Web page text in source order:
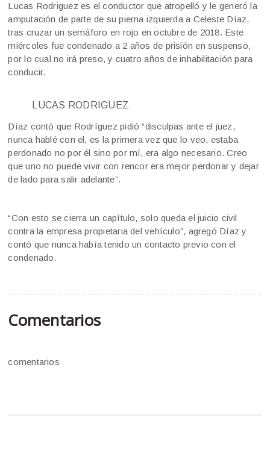
Lucas Rodriguez es el conductor que atropelló y le generó la
amputación de parte de su pierna izquierda a Celeste Díaz,
tras cruzar un semáforo en rojo en octubre de 2018. Este
miércoles fue condenado a 2 años de prisión en suspenso,
por lo cual no irá preso, y cuatro años de inhabilitación para
conducir.
LUCAS RODRIGUEZ
Díaz contó que Rodríguez pidió “disculpas ante el juez,
nunca hablé con el, es la primera vez que lo veo, estaba
perdonado no por él sino por mí, era algo necesario. Creo
que uno no puede vivir con rencor era mejor perdonar y dejar
de lado para salir adelante”.
“Con esto se cierra un capítulo, solo queda el juicio civil
contra la empresa propietaria del vehículo”, agregó Díaz y
contó que nunca había tenido un contacto previo con el
condenado.
Comentarios
comentarios